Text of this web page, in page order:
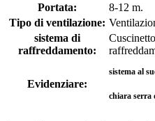
Portata:
8-12 m.
Tipo di ventilazione:
sistema di
raffreddamento:
Evidenziare:
sistema al
chiara serra